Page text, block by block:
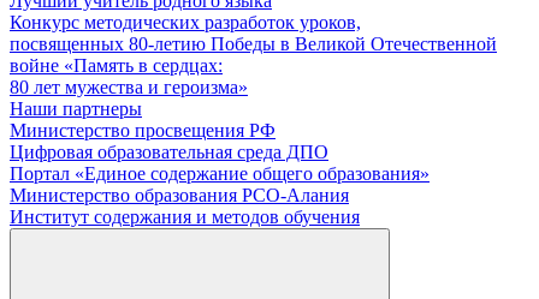
Конкурс методических разработок уроков,
посвященных 80-летию Победы в Великой Отечественной
войне «Память в сердцах:
80 лет мужества и героизма»
Наши партнеры
Министерство просвещения РФ
Цифровая образовательная среда ДПО
Портал «Единое содержание общего образования»
Министерство образования РСО-Алания
Институт содержания и методов обучения